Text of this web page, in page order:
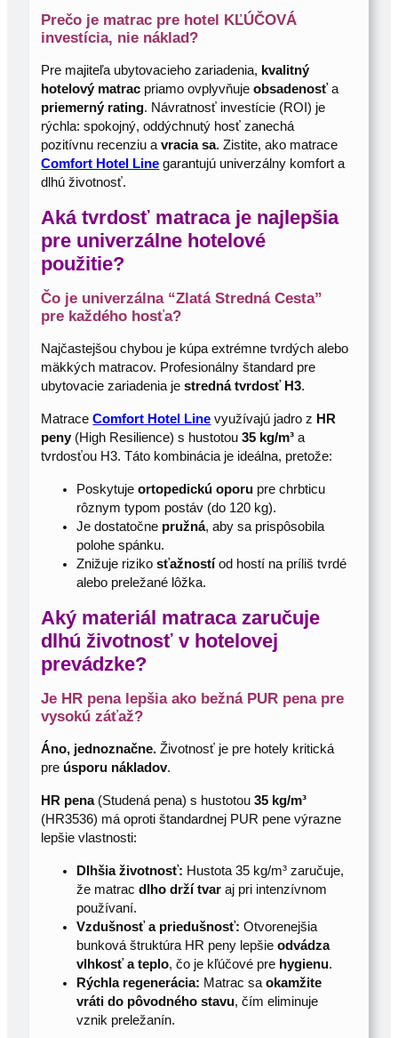
Prečo je matrac pre hotel KĽÚČOVÁ
investícia, nie náklad?
Pre majiteľa ubytovacieho zariadenia, kvalitný
hotelový matrac priamo ovplyvňujeobsadenosťa
priemerný rating. Návratnosť investície (ROI) je
rýchla: spokojný, oddýchnutý hosť zanechá
pozitívnu recenziu avracia sa. Zistite, ako matrace
Comfort Hotel Line garantujú univerzálny komfort a
dlhú životnosť.
Aká tvrdosť matraca je najlepšia
pre univerzálne hotelové
použitie?
Čo je univerzálna “Zlatá Stredná Cesta”
pre každého hosťa?
Najčastejšou chybou je kúpa extrémne tvrdých alebo
mäkkých matracov. Profesionálny štandard pre
ubytovacie zariadenia jestredná tvrdosť H3.
MatraceComfort Hotel Line využívajú jadro z HR
peny (High Resilience) s hustotou35 kg/m³ a
tvrdosťou H3. Táto kombinácia je ideálna, pretože:
Poskytujeortopedickú oporu pre chrbticu
rôznym typom postáv (do 120 kg).
Je dostatočne pružná, aby sa prispôsobila
polohe spánku.
Znižuje rizikosťažností od hostí na príliš tvrdé
alebo preležané lôžka.
Aký materiál matraca zaručuje
dlhú životnosť v hotelovej
prevádzke?
Je HR pena lepšia ako bežná PUR pena pre
vysokú záťaž?
Áno, jednoznačne. Životnosť je pre hotely kritická
pre úsporu nákladov.
HR pena(Studená pena) s hustotou35 kg/m³
(HR3536) má oproti štandardnej PUR pene výrazne
lepšie vlastnosti:
Dlhšia životnosť: Hustota 35 kg/m³ zaručuje,
že matracdlho drží tvar aj pri intenzívnom
používaní.
Vzdušnosť a priedušnosť: Otvorenejšia
bunková štruktúra HR peny lepšieodvádza
vlhkosť a teplo, čo je kľúčové pre hygienu.
Rýchla regenerácia: Matrac saokamžite
vráti do pôvodného stavu, čím eliminuje
vznik preležanín.